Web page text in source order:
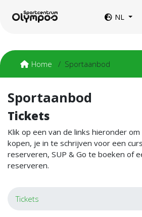
NL
Home Sportaanbod
Sportaanbod
Tickets
Klik op een van de links hieronder
kopen, je in te schrijven voor een
reserveren, SUP & Go te boeken of
reserveren.
Tickets